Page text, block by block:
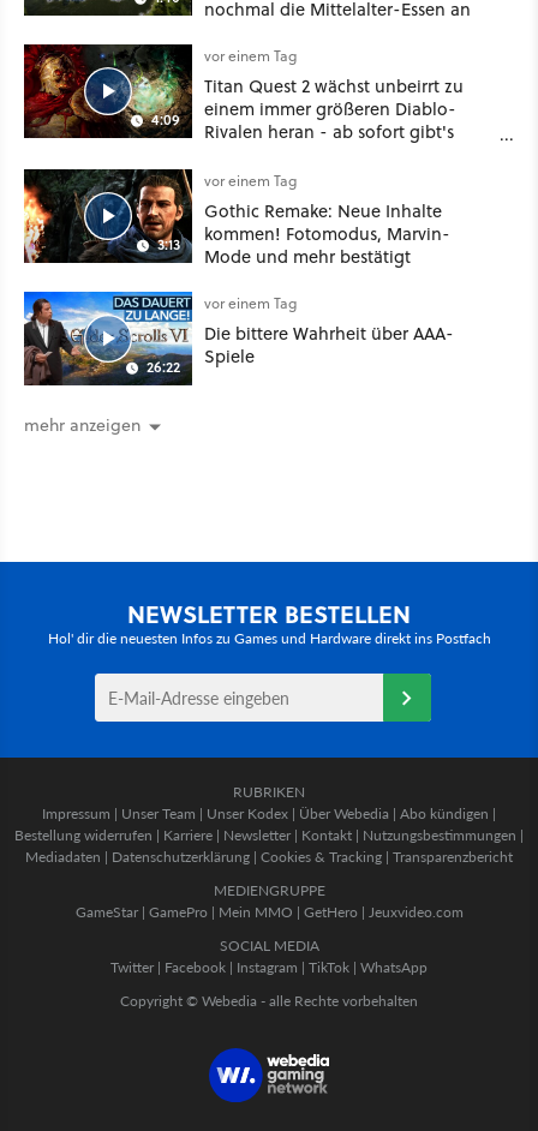
nochmal die Mittelalter-Essen an
4:09
vor einem Tag
Titan Quest 2 wächst unbeirrt zu
einem immer größeren Diablo-
Rivalen heran - ab sofort gibt's
Klasse
3:13
vor einem Tag
Gothic Remake: Neue Inhalte
kommen! Fotomodus, Marvin-
Mode und mehr bestätigt
26:22
vor einem Tag
Die bittere Wahrheit über AAA-
Spiele
mehr anzeigen
NEWSLETTER BESTELLEN
Hol' dir die neuesten Infos zu Games und Hardware direkt ins Postfach
RUBRIKEN
Impressum | Unser Team | Unser Kodex | Über Webedia | Abo kündigen |
Bestellung widerrufen | Karriere | Newsletter | Kontakt | Nutzungsbestimmungen |
Mediadaten | Datenschutzerklärung | Cookies & Tracking | Transparenzbericht
MEDIENGRUPPE
GameStar| GamePro | Mein MMO | GetHero | Jeuxvideo.com
SOCIAL MEDIA
Twitter | Facebook | Instagram | TikTok | WhatsApp
Copyright © Webedia - alle Rechte vorbehalten